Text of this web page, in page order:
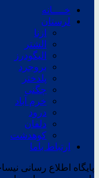
خــــانه
لرستان
ازنا
الشتر
الیگودرز
بروجرد
پلدختر
چگنی
خرم آباد
درود
دلفان
کوهدشت
ارتباط باما
پایگاه اطلاع رسانی نیساخبر -